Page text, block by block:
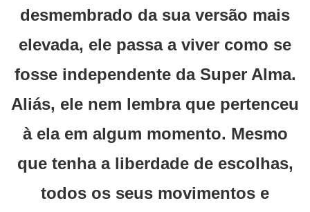
desmembrado da sua versão mais
elevada, ele passa a viver como se
fosse independente da Super Alma.
Aliás, ele nem lembra que pertenceu
à ela em algum momento. Mesmo
que tenha a liberdade de escolhas,
todos os seus movimentos e